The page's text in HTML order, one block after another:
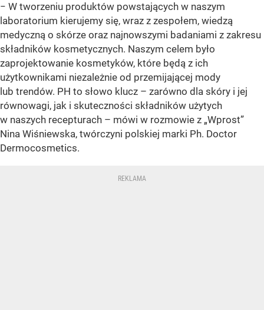
− W tworzeniu produktów powstających w naszym
laboratorium kierujemy się, wraz z zespołem, wiedzą
medyczną o skórze oraz najnowszymi badaniami z zakresu
składników kosmetycznych. Naszym celem było
zaprojektowanie kosmetyków, które będą z ich
użytkownikami niezależnie od przemijającej mody
lub trendów. PH to słowo klucz – zarówno dla skóry i jej
równowagi, jak i skuteczności składników użytych
w naszych recepturach – mówi w rozmowie z „Wprost”
Nina Wiśniewska, twórczyni polskiej marki Ph. Doctor
Dermocosmetics.